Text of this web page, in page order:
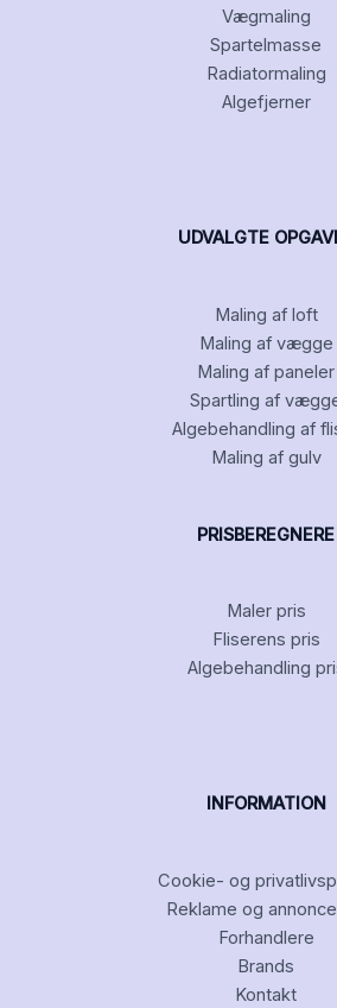
Vægmaling
Spartelmasse
Radiatormaling
Algefjerner
UDVALGTE
Maling af loft
Maling af vægge
Maling af paneler
Spartling af
Algebehandling af
Maling af gulv
PRISBEREGNERE
Maler pris
Fliserens pris
Algebehandling
INFORMATION
Cookie- og
Reklame og
Forhandlere
Brands
Kontakt